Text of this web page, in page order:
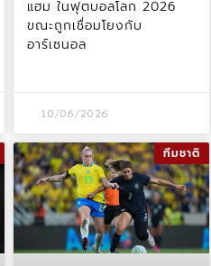
แฮม ในฟุตบอลโลก 2026
ขณะถูกเชื่อมโยงกับ
อาร์เซนอล
10/06/2026
ทีมชาติ